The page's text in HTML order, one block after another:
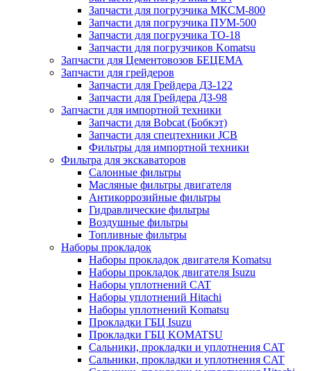
Запчасти для погрузчика МКСМ-800
Запчасти для погрузчика ПУМ-500
Запчасти для погрузчика ТО-18
Запчасти для погрузчиков Komatsu
Запчасти для Цементовозов БЕЦЕМА
Запчасти для грейдеров
Запчасти для Грейдера ДЗ-122
Запчасти для Грейдера ДЗ-98
Запчасти для импортной техники
Запчасти для Bobcat (Бобкэт)
Запчасти для спецтехники JCB
Фильтры для импортной техники
Фильтра для экскаваторов
Салонные фильтры
Масляные фильтры двигателя
Антикоррозийные фильтры
Гидравлические фильтры
Воздушные фильтры
Топливные фильтры
Наборы прокладок
Наборы прокладок двигателя Komatsu
Наборы прокладок двигателя Isuzu
Наборы уплотнений CAT
Наборы уплотнений Hitachi
Наборы уплотнений Komatsu
Прокладки ГБЦ Isuzu
Прокладки ГБЦ KOMATSU
Сальники, прокладки и уплотнения CAT
Сальники, прокладки и уплотнения CAT